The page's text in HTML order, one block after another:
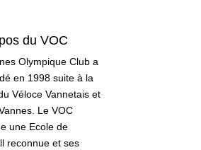
du VOC
Olympique Club a
en 1998 suite à la
Véloce Vannetais et
Le VOC
une Ecole de
reconnue et ses